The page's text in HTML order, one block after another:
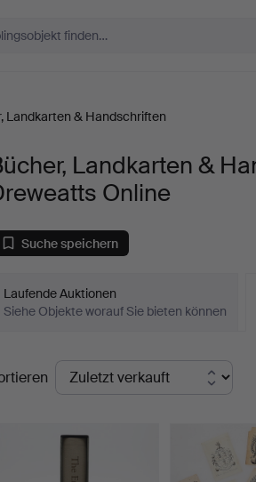
Landkarten & Handschriften
Landkarten &
Online
Suche speichern
Laufende Auktionen
Siehe Objekte worauf Sie bieten können
Endpreise